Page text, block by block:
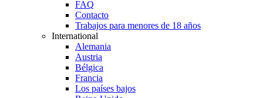
FAQ
Contacto
Trabajos para menores de 18 años
International
Alemania
Austria
Bélgica
Francia
Los países bajos